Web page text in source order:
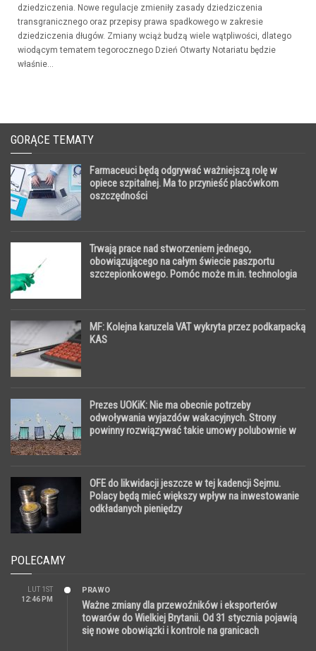
dziedziczenia. Nowe regulacje zmieniły zasady dziedziczenia
transgranicznego oraz przepisy prawa spadkowego w zakresie
dziedziczenia długów. Zmiany wciąż budzą wiele wątpliwości, dlatego
wiodącym tematem tegorocznego Dzień Otwarty Notariatu będzie
właśnie...
GORĄCE TEMATY
Farmaceuci będą odgrywać ważniejszą rolę w
opiece szpitalnej. Ma to przynieść placówkom
oszczędności
Trwają prace nad stworzeniem jednego,
obowiązującego na całym świecie paszportu
szczepionkowego. Pomóc może m.in. technologia
MF: Kolejna karuzela VAT wykryta przez podkarpacką
KAS
Prezes UOKiK: Nie ma obecnie potrzeby
odwoływania wyjazdów wakacyjnych. Strony
powinny rozwiązywać takie umowy polubownie w
OFE do likwidacji jeszcze w tej kadencji Sejmu.
Polacy będą mieć większy wpływ na inwestowanie
odkładanych pieniędzy
POLECAMY
LUT 1ST
12:46 PM
PRAWO
Ważne zmiany dla przewoźników i eksporterów
towarów do Wielkiej Brytanii. Od 31 stycznia pojawią
się nowe obowiązki i kontrole na granicach